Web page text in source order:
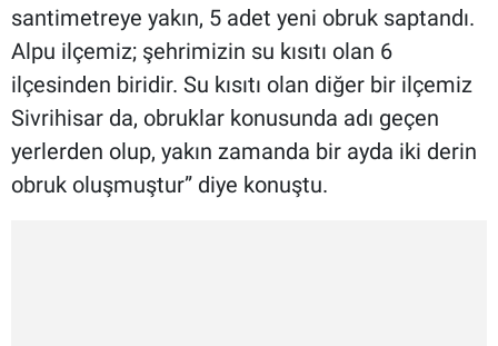
santimetreye yakın, 5 adet yeni obruk saptandı.
Alpu ilçemiz; şehrimizin su kısıtı olan 6
ilçesinden biridir. Su kısıtı olan diğer bir ilçemiz
Sivrihisar da, obruklar konusunda adı geçen
yerlerden olup, yakın zamanda bir ayda iki derin
obruk oluşmuştur” diye konuştu.